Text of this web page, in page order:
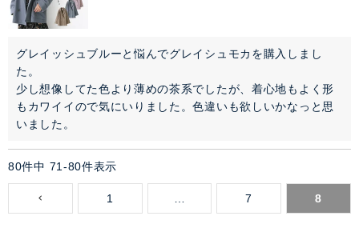
グレイッシュブルーと悩んでグレイシュモカを購入しまし
た。
少し想像してた色より薄めの茶系でしたが、着心地もよく形
もカワイイので気にいりました。色違いも欲しいかなっと思
いました。
80件中 71 -80件表示
1 7 8